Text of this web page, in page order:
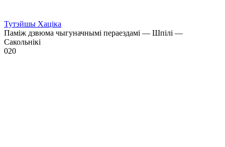
Тутэйшы Хаціка
Паміж дзвюма чыгуначнымі пераездамі — Шпілі —
Сакольнікі
020